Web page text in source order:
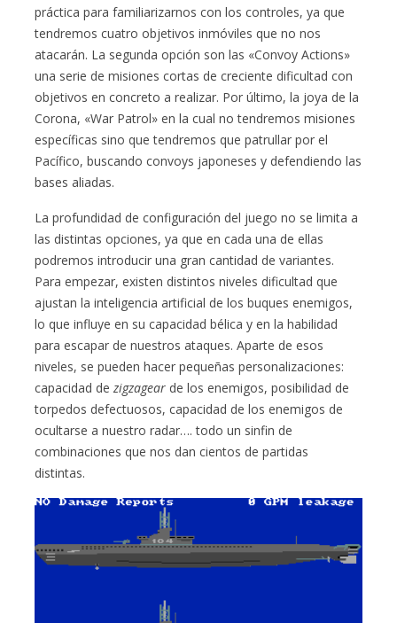
práctica para familiarizarnos con los controles, ya que
tendremos cuatro objetivos inmóviles que no nos
atacarán. La segunda opción son las «Convoy Actions»
una serie de misiones cortas de creciente dificultad con
objetivos en concreto a realizar. Por último, la joya de la
Corona, «War Patrol» en la cual no tendremos misiones
específicas sino que tendremos que patrullar por el
Pacífico, buscando convoys japoneses y defendiendo las
bases aliadas.
La profundidad de configuración del juego no se limita a
las distintas opciones, ya que en cada una de ellas
podremos introducir una gran cantidad de variantes.
Para empezar, existen distintos niveles dificultad que
ajustan la inteligencia artificial de los buques enemigos,
lo que influye en su capacidad bélica y en la habilidad
para escapar de nuestros ataques. Aparte de esos
niveles, se pueden hacer pequeñas personalizaciones:
capacidad dezigzagear de los enemigos, posibilidad de
torpedos defectuosos, capacidad de los enemigos de
ocultarse a nuestro radar…. todo un sinfin de
combinaciones que nos dan cientos de partidas
distintas.